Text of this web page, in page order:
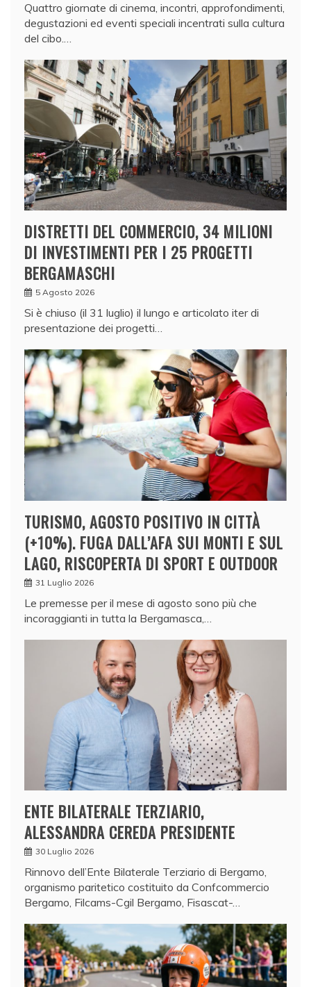
Quattro giornate di cinema, incontri, approfondimenti,
degustazioni ed eventi speciali incentrati sulla cultura
del cibo.…
DISTRETTI DEL COMMERCIO, 34 MILIONI
DI INVESTIMENTI PER I 25 PROGETTI
BERGAMASCHI
5 Agosto 2026
Si è chiuso (il 31 luglio) il lungo e articolato iter di
presentazione dei progetti…
TURISMO, AGOSTO POSITIVO IN CITTÀ
(+10%). FUGA DALL’AFA SUI MONTI E SUL
LAGO, RISCOPERTA DI SPORT E OUTDOOR
31 Luglio 2026
Le premesse per il mese di agosto sono più che
incoraggianti in tutta la Bergamasca,…
ENTE BILATERALE TERZIARIO,
ALESSANDRA CEREDA PRESIDENTE
30 Luglio 2026
Rinnovo dell’Ente Bilaterale Terziario di Bergamo,
organismo paritetico costituito da Confcommercio
Bergamo, Filcams-Cgil Bergamo, Fisascat-…